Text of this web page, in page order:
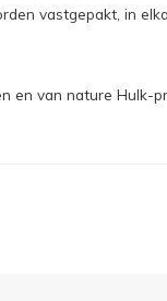
vastgepakt, in
en van nature Hulk-